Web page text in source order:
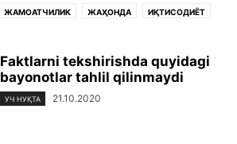
ЖАМОАТЧИЛИК ЖАҲОНДА ИҚТИСОДИЁТ
Faktlarni tekshirishda quyidagi
bayonotlar tahlil qilinmaydi
УЧ НУҚТА 21.10.2020